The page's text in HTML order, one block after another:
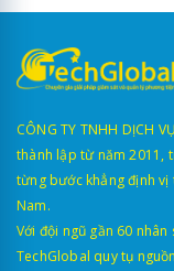
CÔNG TY TNHH DỊCH
thành lập từ năm 2011,
từng bước khẳng định vị
Nam.
Với đội ngũ gần 60
TechGlobal quy tụ